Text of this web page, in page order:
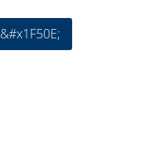
&#x1F50E;